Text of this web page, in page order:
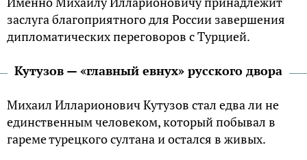
заслуга благоприятного для России завершения
дипломатических переговоров с Турцией.
Кутузов — «главный евнух» русского двора
Михаил Илларионович Кутузов стал едва ли не
единственным человеком, который побывал в
гареме турецкого султана и остался в живых.